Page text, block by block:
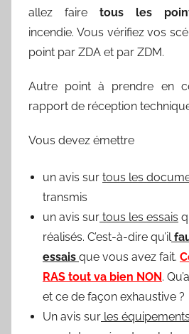
allez faire tous les
incendie. Vous vérifiez vos
point par ZDA et par ZDM.
Autre point à prendre en
rapport de réception
Vous devez émettre
un avis sur tous les
transmis
un avis sur tous les essais
réalisés. C’est-à-dire qu’il
essais que vous avez fait.
RAS tout va bien NON.
et ce de façon exhaustive ?
Un avis sur les équipements